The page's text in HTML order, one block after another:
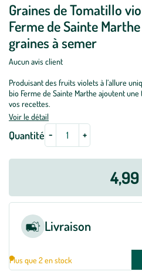
Graines de Tomatillo
Ferme de Sainte
graines à semer
Aucun avis client
Produisant des fruits violets à l’allure
bio Ferme de Sainte Marthe ajoutent
vos recettes.
Voir le détail
Quantité - +
Livraison
Plus que 2 en stock